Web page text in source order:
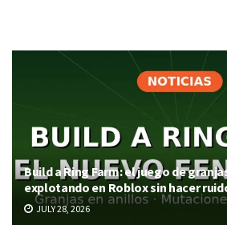
Build a Ring Farm: el juego de
explotando en Roblox sin hacer
JULY 28, 2026